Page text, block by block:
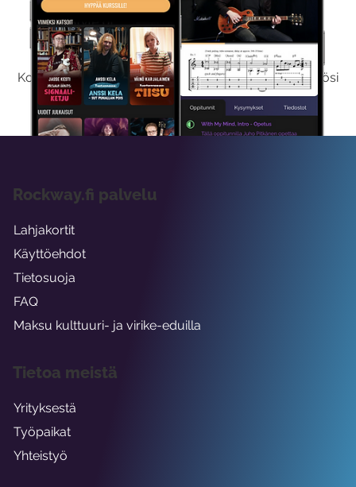
Kokeile Ilmaiseksi
Kokeilemalla ilmaiseksi saat koko sisältömme käyttöösi
viikon ajaksi.
Rockway.fi palvelu
Lahjakortit
Käyttöehdot
Tietosuoja
FAQ
Maksu kulttuuri- ja virike-eduilla
Tietoa meistä
Yrityksestä
Työpaikat
Yhteistyö